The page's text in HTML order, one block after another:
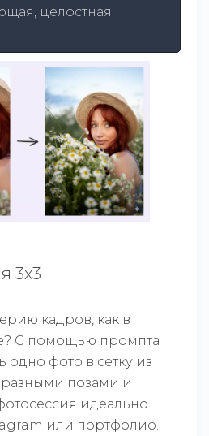
целостная
3x3
кадров, как в
С помощью промпта
одно фото в сетку из
позами и
идеально
или портфолио.